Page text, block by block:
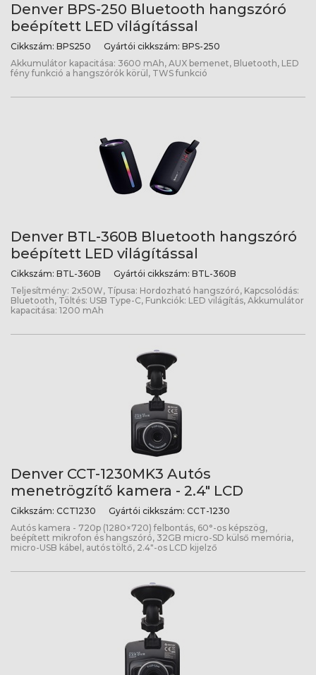
Denver BPS-250 Bluetooth hangszóró
beépített LED világítással
Cikkszám: BPS250 Gyártói cikkszám: BPS-250
Akkumulátor kapacitása: 3600 mAh, AUX bemenet, Bluetooth, LED
fény funkció a hangszórók körül, TWS funkció
Denver BTL-360B Bluetooth hangszóró
beépített LED világítással
Cikkszám: BTL-360B Gyártói cikkszám: BTL-360B
Teljesítmény: 2x50W, Típusa: Hordozható hangszóró, Kapcsolódás:
Bluetooth, Töltés: USB Type-C, Funkciók: LED világítás, Akkumulátor
kapacitása: 1200 mAh
Denver CCT-1230MK3 Autós
menetrögzítő kamera - 2.4" LCD
Cikkszám: CCT1230 Gyártói cikkszám: CCT-1230
Autós kamera - 720p (1280×720) felbontás, 60°-os képszög,
beépített mikrofon és hangszóró, 32GB micro-SD külső memória,
micro-USB kábel, autós töltő, 2.4"-os LCD kijelző